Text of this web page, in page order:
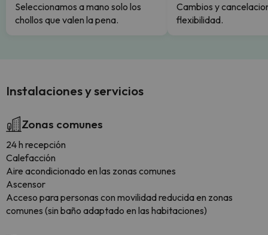
Seleccionamos a mano solo los
chollos que valen la pena.
Cambios y
flexibilidad.
Instalaciones y servicios
Zonas comunes
24 h recepción
Calefacción
Aire acondicionado en las zonas comunes
Ascensor
Acceso para personas con movilidad reducida en zonas
comunes (sin baño adaptado en las habitaciones)